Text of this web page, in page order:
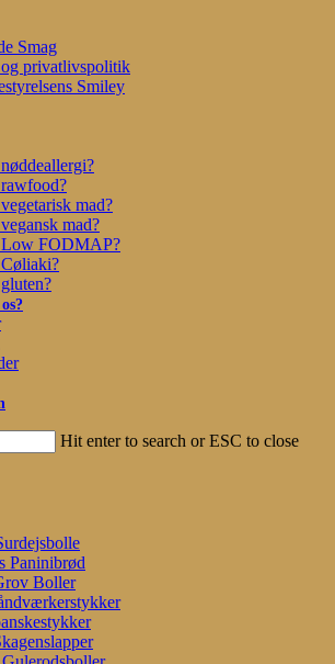
Smag
privatlivspolitik
Smiley
mad?
mad?
FODMAP?
Hit enter to search or ESC to close
Paninibrød
Boller